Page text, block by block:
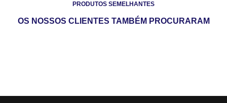
PRODUTOS SEMELHANTES
OS NOSSOS CLIENTES TAMBÉM PROCURARAM